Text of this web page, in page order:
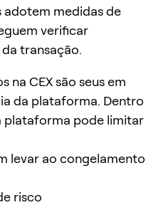
adotem medidas de
verificar
transação.
na CEX são seus em
da plataforma. Dentro
plataforma pode limitar
levar ao congelamento
risco